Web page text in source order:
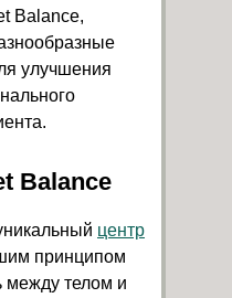
Balance,
улучшения
Balance
центр
принципом
между телом и